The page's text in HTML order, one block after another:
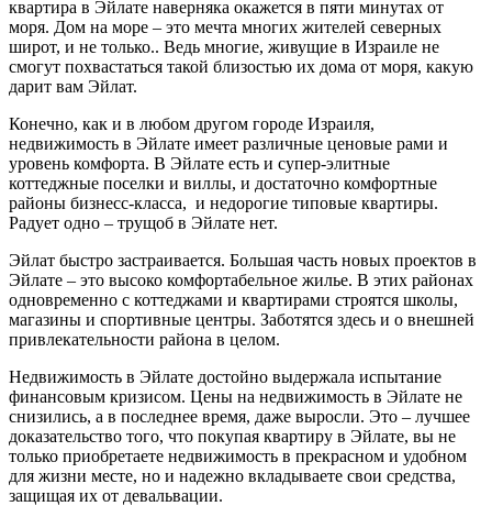
квартира в Эйлате наверняка окажется в пяти минутах от
моря. Дом на море – это мечта многих жителей северных
широт, и не только.. Ведь многие, живущие в Израиле не
смогут похвастаться такой близостью их дома от моря, какую
дарит вам Эйлат.
Конечно, как и в любом другом городе Израиля,
недвижимость в Эйлате имеет различные ценовые рами и
уровень комфорта. В Эйлате есть и супер-элитные
коттеджные поселки и виллы, и достаточно комфортные
районы бизнесс-класса, и недорогие типовые квартиры.
Радует одно – трущоб в Эйлате нет.
Эйлат быстро застраивается. Большая часть новых проектов в
Эйлате – это высоко комфортабельное жилье. В этих районах
одновременно с коттеджами и квартирами строятся школы,
магазины и спортивные центры. Заботятся здесь и о внешней
привлекательности района в целом.
Недвижимость в Эйлате достойно выдержала испытание
финансовым кризисом. Цены на недвижимость в Эйлате не
снизились, а в последнее время, даже выросли. Это – лучшее
доказательство того, что покупая квартиру в Эйлате, вы не
только приобретаете недвижимость в прекрасном и удобном
для жизни месте, но и надежно вкладываете свои средства,
защищая их от девальвации.